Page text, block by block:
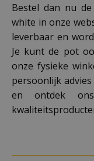
Bestel dan nu
white in onze
leverbaar en
Je kunt de pot
onze fysieke
persoonlijk
en ontdek